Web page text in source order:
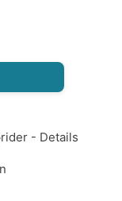
- Details